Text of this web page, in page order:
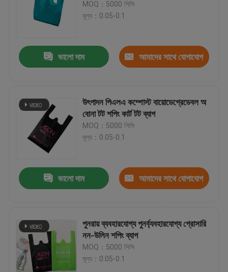
MOQ：5000 পিসি
মূল্য：0.05-0.1
ভালো দাম আমাদের সাথে যোগাযোগ
উৎপাদন পিএলএ কম্পোস্ট বায়োডেগ্রেডেবল অ
বোনা টট শপিং কার্ট টট ব্যাগ
MOQ：5000 পিসি
মূল্য：0.05-0.1
ভালো দাম আমাদের সাথে যোগাযোগ
পুনরায় ব্যবহারযোগ্য পুনর্ব্যবহারযোগ্য গ্রোসারি
নন-উলিন শপিং ব্যাগ
MOQ：5000 পিসি
মূল্য：0.05-0.1